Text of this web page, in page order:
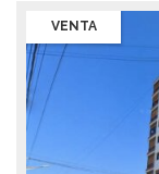
VENTA